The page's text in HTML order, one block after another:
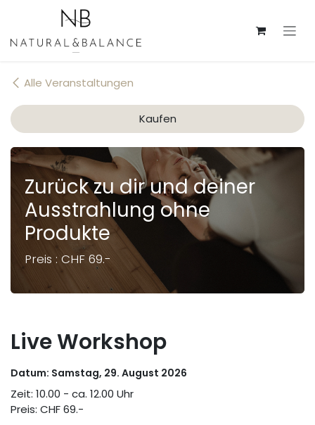
Zum Inhalt springen
Alle Veranstaltungen
Kaufen
Zurück zu dir und deiner
Ausstrahlung ohne
Produkte
Preis : CHF 69.-
Live Workshop
Datum: Samstag, 29. August 2026
Zeit: 10.00 - ca. 12.00 Uhr
Preis: CHF 69.-